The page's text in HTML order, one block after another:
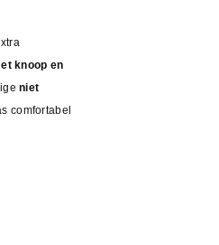
knoop en
niet
comfortabel